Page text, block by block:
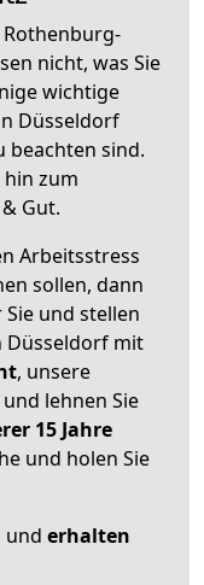
nicht, was Sie
wichtige
Düsseldorf
beachten sind.
zum
Gut.
Arbeitsstress
sollen, dann
und stellen
Düsseldorf mit
, unsere
lehnen Sie
15 Jahre
und holen Sie
und erhalten